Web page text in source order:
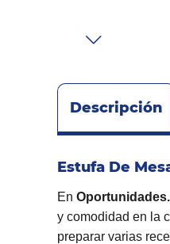
Descripción
Estufa De
En
y comodidad en la
preparar varias